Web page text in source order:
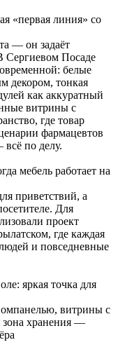
«первая линия» со
— он задаёт
Сергиевом Посаде
белые
декором, тонкая
как аккуратный
витрины с
где товар
фармацевтов
по делу.
мебель работает на
приветствий, а
Для
проект
где каждая
и повседневные
яркая точка для
витрины с
хранения —